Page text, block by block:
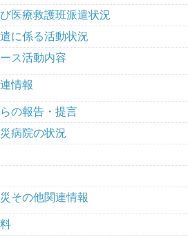
び医療救護班派遣状況
に係る活動状況
ス活動内容
情報
の報告・提言
病院の状況
その他関連情報